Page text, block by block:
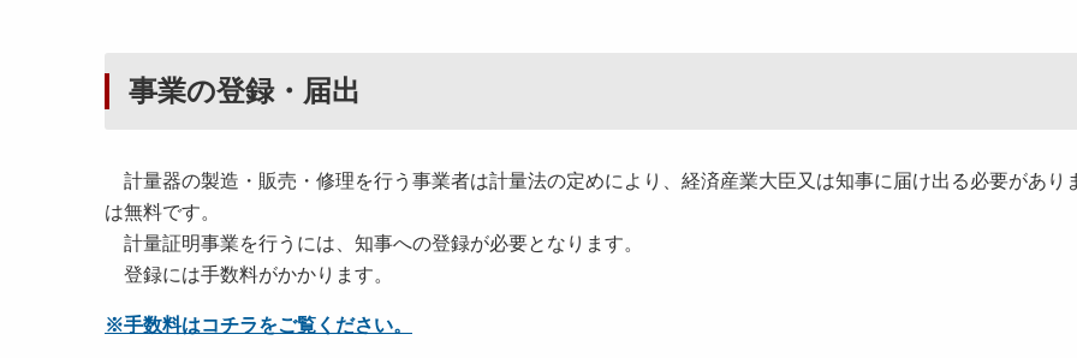
事業の登録・届出
計量器の製造・販売・修理を行う事業者は計量法の定めにより、経済産業大臣又は知事に届け出る必要があり
は無料です。
計量証明事業を行うには、知事への登録が必要となります。
登録には手数料がかかります。
※手数料はコチラをご覧ください。